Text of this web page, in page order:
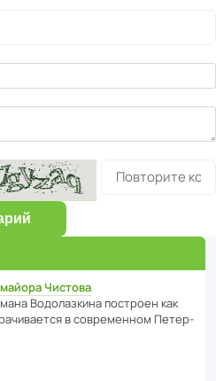
Чистова
Водо­ла­з­кина пост­роен как
в совре­менном Пете­р­